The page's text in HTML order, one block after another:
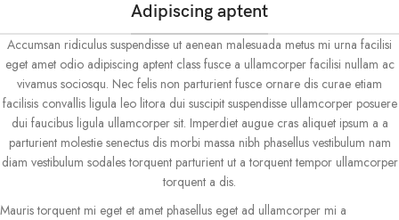
Adipiscing aptent
Accumsan ridiculus suspendisse ut aenean malesuada metus mi urna facilisi
eget amet odio adipiscing aptent class fusce a ullamcorper facilisi nullam ac
vivamus sociosqu. Nec felis non parturient fusce ornare dis curae etiam
facilisis convallis ligula leo litora dui suscipit suspendisse ullamcorper posuere
dui faucibus ligula ullamcorper sit. Imperdiet augue cras aliquet ipsum a a
parturient molestie senectus dis morbi massa nibh phasellus vestibulum nam
diam vestibulum sodales torquent parturient ut a torquent tempor ullamcorper
torquent a dis.
Mauris torquent mi eget et amet phasellus eget ad ullamcorper mi a